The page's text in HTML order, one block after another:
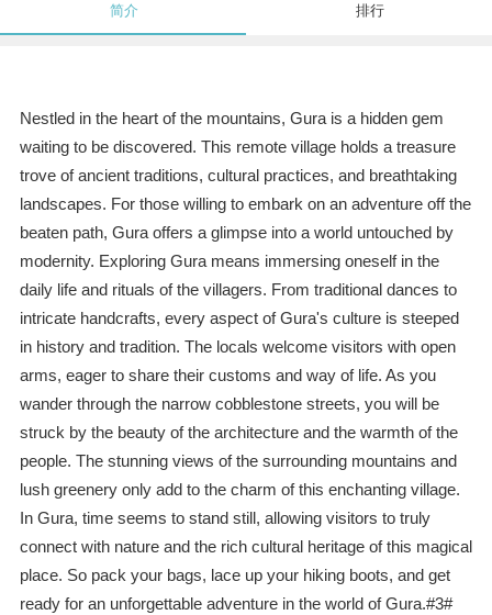
简介 排行
Nestled in the heart of the mountains, Gura is a hidden gem
waiting to be discovered. This remote village holds a treasure
trove of ancient traditions, cultural practices, and breathtaking
landscapes. For those willing to embark on an adventure off the
beaten path, Gura offers a glimpse into a world untouched by
modernity. Exploring Gura means immersing oneself in the
daily life and rituals of the villagers. From traditional dances to
intricate handcrafts, every aspect of Gura's culture is steeped
in history and tradition. The locals welcome visitors with open
arms, eager to share their customs and way of life. As you
wander through the narrow cobblestone streets, you will be
struck by the beauty of the architecture and the warmth of the
people. The stunning views of the surrounding mountains and
lush greenery only add to the charm of this enchanting village.
In Gura, time seems to stand still, allowing visitors to truly
connect with nature and the rich cultural heritage of this magical
place. So pack your bags, lace up your hiking boots, and get
ready for an unforgettable adventure in the world of Gura.#3#